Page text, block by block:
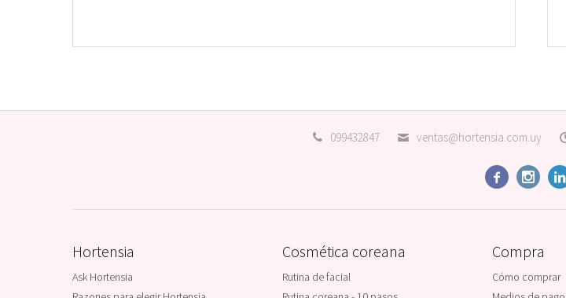
099432847 ventas@hortensia.com.uy
  
Hortensia
Ask Hortensia
Cosmética coreana
Rutina de facial
Compra
Cómo comprar